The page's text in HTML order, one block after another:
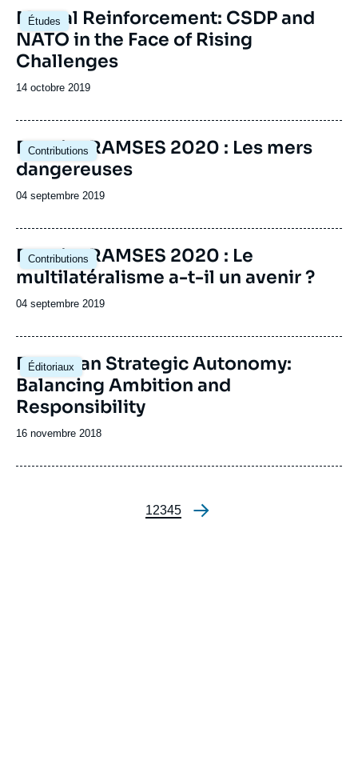
Études
Image
principale
Mutual Reinforcement: CSDP and
NATO in the Face of Rising
Challenges
Date
publication
14 octobre 2019
Contributions
Image
principale
Dossier RAMSES 2020 : Les mers
dangereuses
Date
publication
04 septembre 2019
Contributions
Image
principale
Dossier RAMSES 2020 : Le
multilatéralisme a-t-il un avenir ?
Date
publication
04 septembre 2019
Éditoriaux
European Strategic Autonomy:
Balancing Ambition and
Responsibility
Date
publication
16 novembre 2018
Pagination
Page
1Page
2Page
3Page
4Page
5